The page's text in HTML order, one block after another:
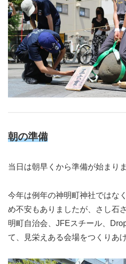
朝の準備
当日は朝早くから準備が始まりま
今年は例年の神明町神社ではな
め不安もありましたが、さし石
明町自治会、JFEスチール、
て、見栄えある会場をつくりあ